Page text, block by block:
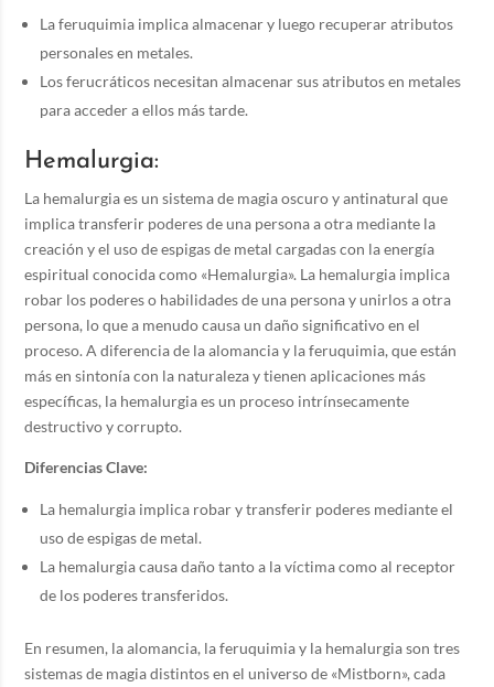
La feruquimia implica almacenar y luego recuperar atributos
personales en metales.
Los ferucráticos necesitan almacenar sus atributos en metales
para acceder a ellos más tarde.
Hemalurgia:
La hemalurgia es un sistema de magia oscuro y antinatural que
implica transferir poderes de una persona a otra mediante la
creación y el uso de espigas de metal cargadas con la energía
espiritual conocida como «Hemalurgia». La hemalurgia implica
robar los poderes o habilidades de una persona y unirlos a otra
persona, lo que a menudo causa un daño significativo en el
proceso. A diferencia de la alomancia y la feruquimia, que están
más en sintonía con la naturaleza y tienen aplicaciones más
específicas, la hemalurgia es un proceso intrínsecamente
destructivo y corrupto.
Diferencias Clave:
La hemalurgia implica robar y transferir poderes mediante el
uso de espigas de metal.
La hemalurgia causa daño tanto a la víctima como al receptor
de los poderes transferidos.
En resumen, la alomancia, la feruquimia y la hemalurgia son tres
sistemas de magia distintos en el universo de «Mistborn», cada